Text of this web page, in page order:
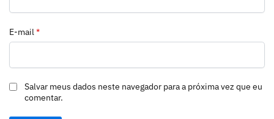
E-mail*
Salvar meus dados neste navegador para a próxima vez que eu
comentar.